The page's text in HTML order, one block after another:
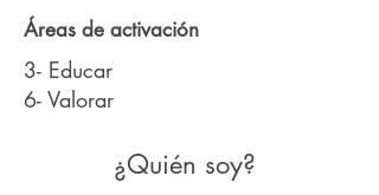
Áreas de activación
3- Educar
6- Valorar
¿Quién soy?